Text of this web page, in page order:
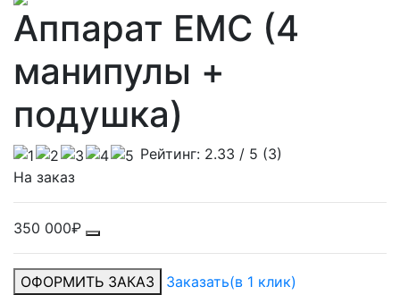
Аппарат ЕМС (4
манипулы +
подушка)
Рейтинг: 2.33 / 5 (3)
На заказ
350 000₽
ОФОРМИТЬ ЗАКАЗ Заказать(в 1 клик)